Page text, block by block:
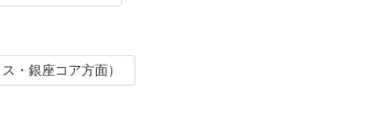
・銀座コア方面）